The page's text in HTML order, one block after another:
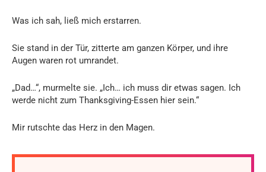
Was ich sah, ließ mich erstarren.
Sie stand in der Tür, zitterte am ganzen Körper, und ihre
Augen waren rot umrandet.
„Dad…“, murmelte sie. „Ich… ich muss dir etwas sagen. Ich
werde nicht zum Thanksgiving-Essen hier sein.“
Mir rutschte das Herz in den Magen.